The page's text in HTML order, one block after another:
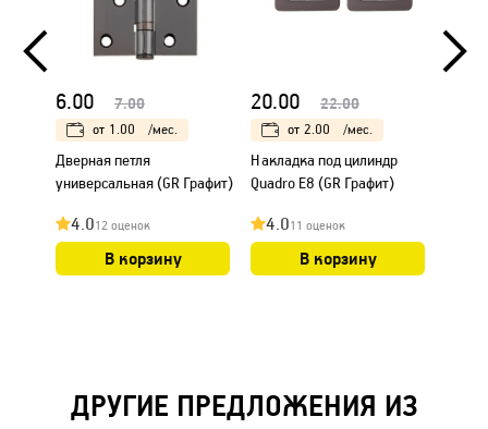
6.00 7.00
от 1.00 /мес.
Дверная петля
универсальная (GR Графит)
4.012 оценок
В корзину
20.00 22.00
от 2.00 /мес.
Накладка под цилиндр
Quadro Е8 (GR Графит)
4.011 оценок
В корзину
ДРУГИЕ ПРЕДЛОЖЕНИЯ ИЗ